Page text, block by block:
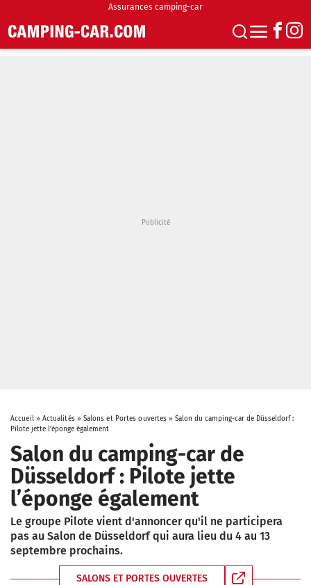
Assurances camping-car
Accueil» Actualités» Salons et Portes ouvertes »Salon du camping-car de Düsseldorf :
Pilote jette l’éponge également
Salon du camping-car de
Düsseldorf : Pilote jette
l’éponge également
Le groupe Pilote vient d'annoncer qu'il ne participera
pas au Salon de Düsseldorf qui aura lieu du 4 au 13
septembre prochains.
SALONS ET PORTES OUVERTES